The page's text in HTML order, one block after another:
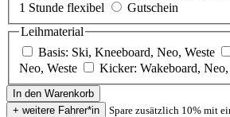
1 Stunde flexibel
Gutschein
Leihmaterial
Basis: Ski, Kneeboard, Neo, Weste
Neo, Weste
Kicker: Wakeboard,
Spare zusätzlich 10% mit